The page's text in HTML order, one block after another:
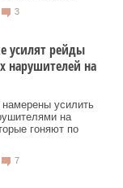
3
усилят рейды
нарушителей на
усилить
на
гоняют по
7